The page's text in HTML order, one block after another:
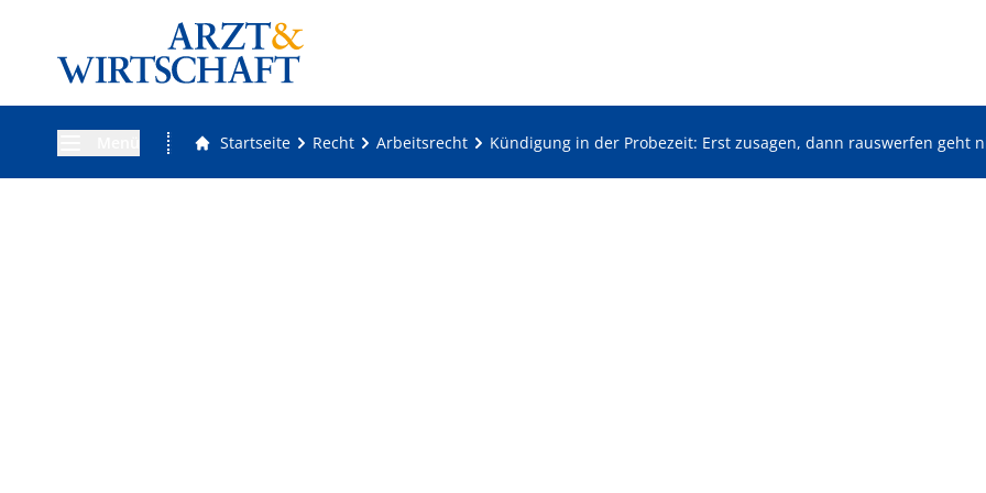
Startseite Recht Arbeitsrecht Kündigung in der Probezeit: Erst zusagen, dann rauswerfen geht